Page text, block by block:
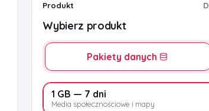
Produkt
Wybierz produkt
Pakiety danych
1 GB — 7 dni
Media społecznościowe i mapy